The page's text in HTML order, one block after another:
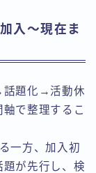
入〜現在ま
話題化→活動休
で整理するこ
一方、加入初
が先行し、検